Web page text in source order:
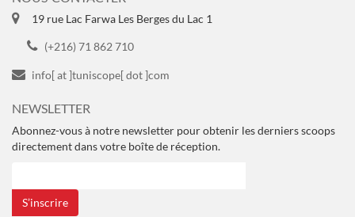
19 rue Lac Farwa Les Berges du Lac 1
(+216) 71 862 710
info[ at ]tuniscope[ dot ]com
NEWSLETTER
Abonnez-vous à notre newsletter pour obtenir les derniers scoops
directement dans votre boîte de réception.
S’inscrire